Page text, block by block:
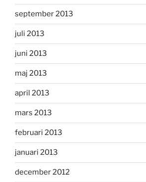
september 2013
juli 2013
juni 2013
maj 2013
april 2013
mars 2013
februari 2013
januari 2013
december 2012